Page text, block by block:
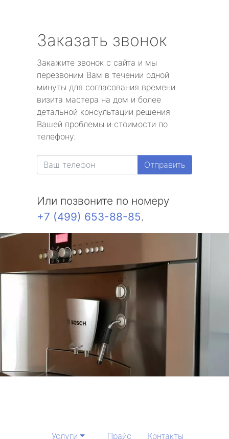
Заказать звонок
Закажите звонок с сайта и мы
перезвоним Вам в течении одной
минуты для согласования времени
визита мастера на дом и более
детальной консультации решения
Вашей проблемы и стоимости по
телефону.
Отправить
Или позвоните по номеру
+7 (499) 653-88-85.
Услуги Прайс Контакты